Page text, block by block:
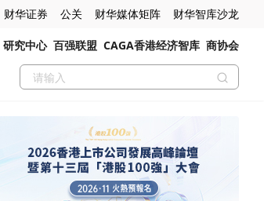
财华证券 公关 财华媒体矩阵 财华智库沙龙
研究中心 百强联盟 CAGA香港经济智库 商协会